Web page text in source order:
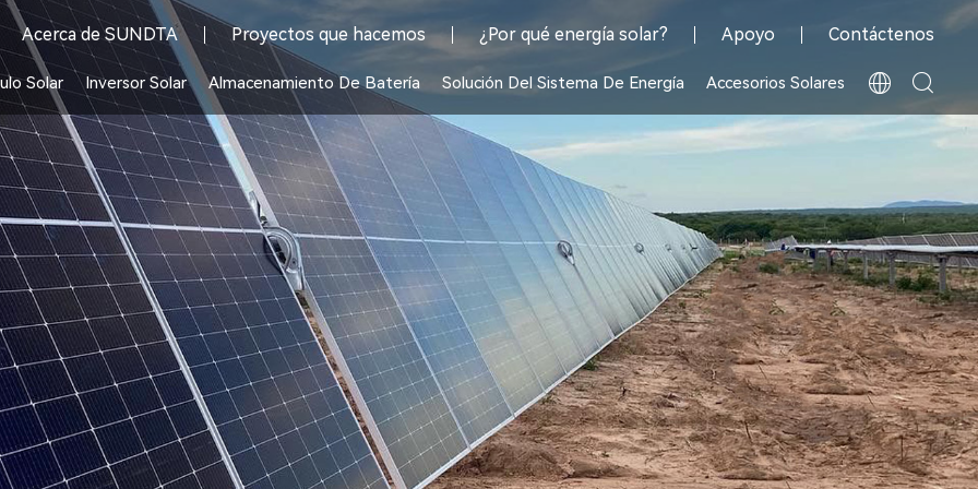
Acerca de SUNDTA Proyectos que hacemos ¿Por qué energía solar? Apoyo Contáctenos
Solar Inversor Solar Almacenamiento De Batería Solución Del Sistema De Energía Accesorios Solares